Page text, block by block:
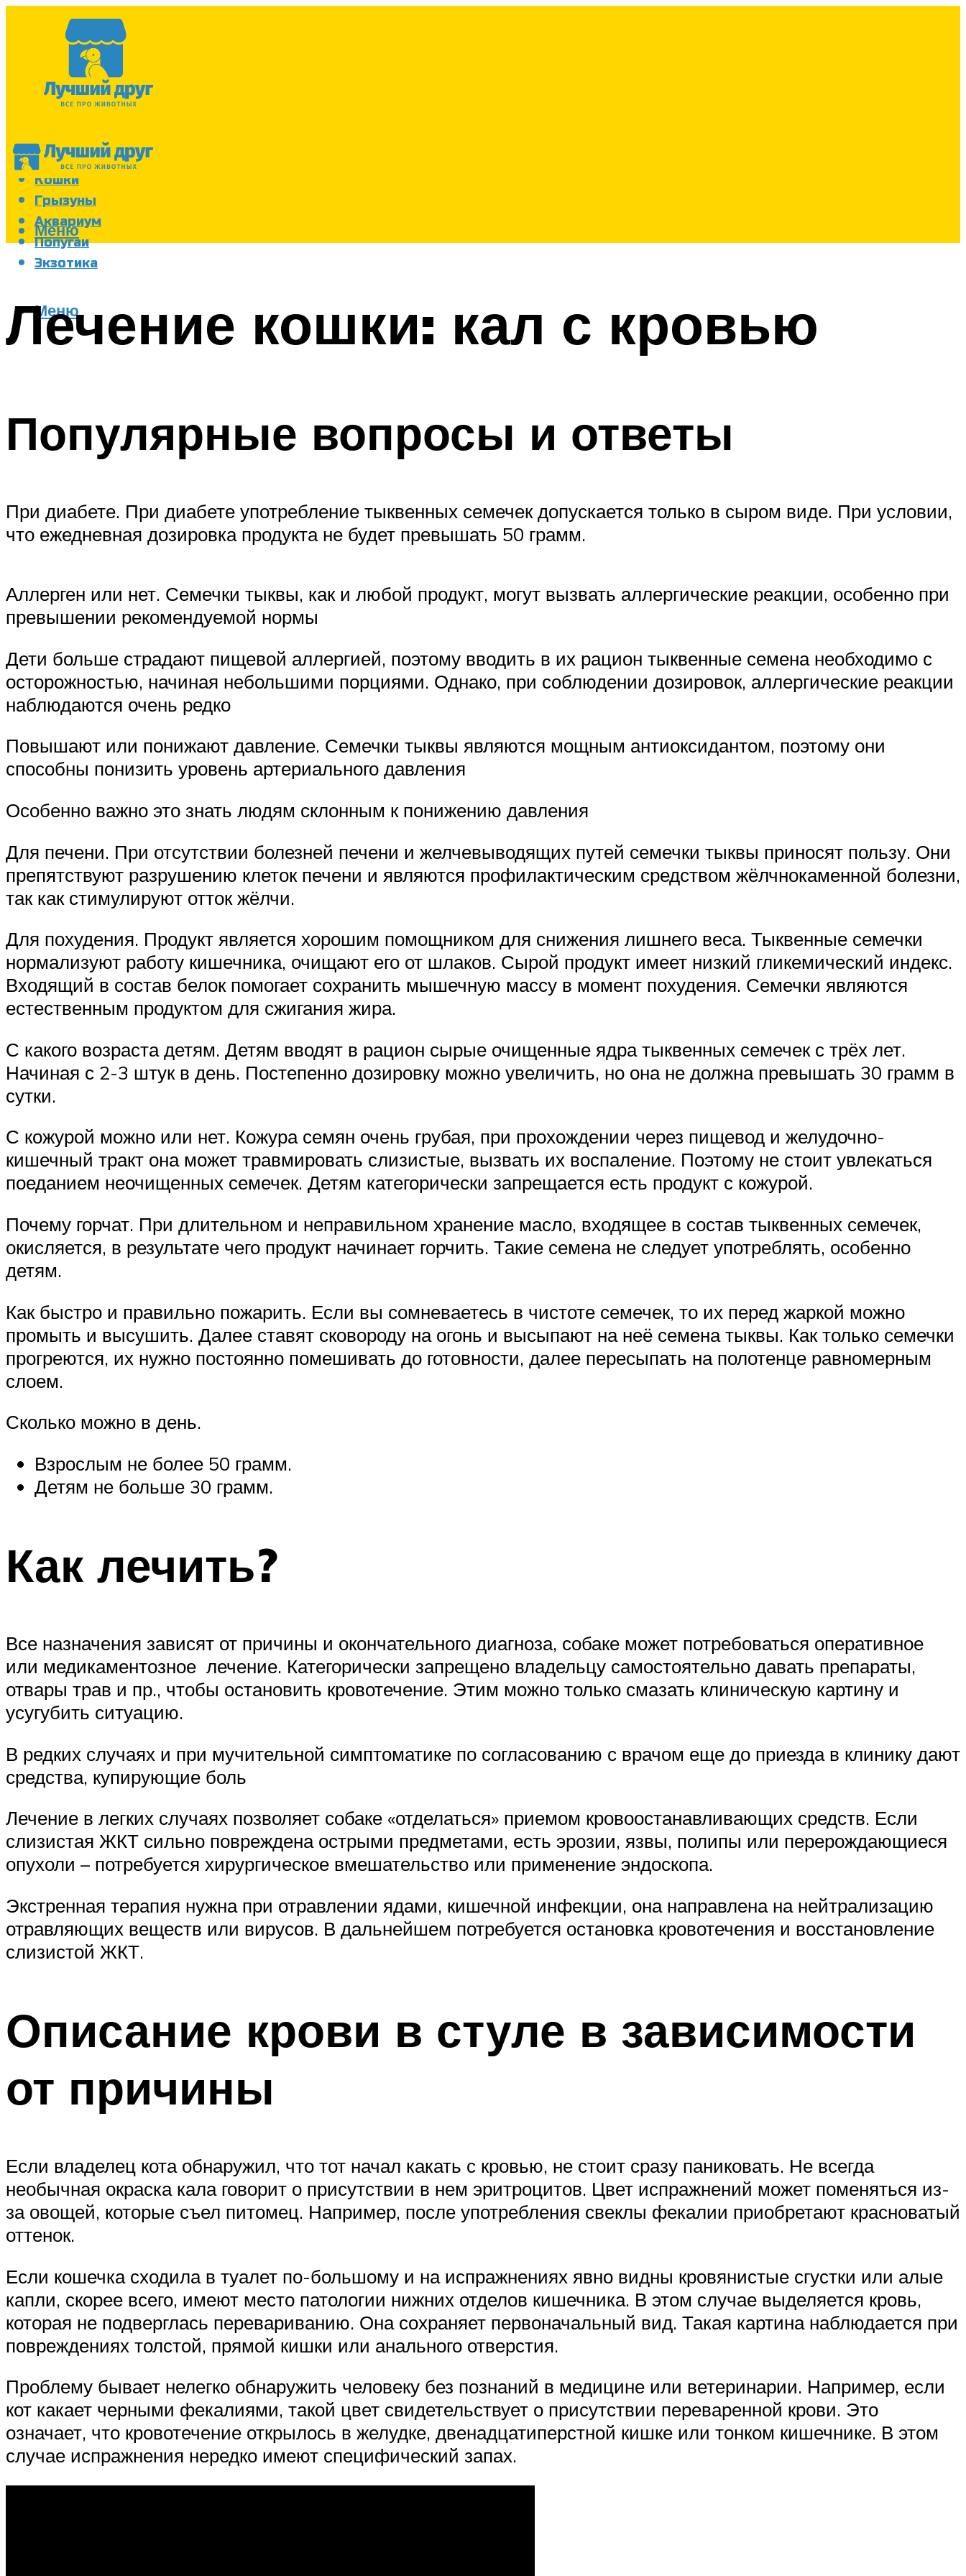
Собаки
Кошки
Грызуны
Аквариум
Попугаи
Экзотика
Меню
Меню
Лечение кошки: кал с кровью
Популярные вопросы и ответы
При диабете. При диабете употребление тыквенных семечек допускается только в сыром виде. При условии,
что ежедневная дозировка продукта не будет превышать 50 грамм.
Аллерген или нет. Семечки тыквы, как и любой продукт, могут вызвать аллергические реакции, особенно при
превышении рекомендуемой нормы
Дети больше страдают пищевой аллергией, поэтому вводить в их рацион тыквенные семена необходимо с
осторожностью, начиная небольшими порциями. Однако, при соблюдении дозировок, аллергические реакции
наблюдаются очень редко
Повышают или понижают давление. Семечки тыквы являются мощным антиоксидантом, поэтому они
способны понизить уровень артериального давления
Особенно важно это знать людям склонным к понижению давления
Для печени. При отсутствии болезней печени и желчевыводящих путей семечки тыквы приносят пользу. Они
препятствуют разрушению клеток печени и являются профилактическим средством жёлчнокаменной болезни,
так как стимулируют отток жёлчи.
Для похудения. Продукт является хорошим помощником для снижения лишнего веса. Тыквенные семечки
нормализуют работу кишечника, очищают его от шлаков. Сырой продукт имеет низкий гликемический индекс.
Входящий в состав белок помогает сохранить мышечную массу в момент похудения. Семечки являются
естественным продуктом для сжигания жира.
С какого возраста детям. Детям вводят в рацион сырые очищенные ядра тыквенных семечек с трёх лет.
Начиная с 2-3 штук в день. Постепенно дозировку можно увеличить, но она не должна превышать 30 грамм в
сутки.
С кожурой можно или нет. Кожура семян очень грубая, при прохождении через пищевод и желудочно-
кишечный тракт она может травмировать слизистые, вызвать их воспаление. Поэтому не стоит увлекаться
поеданием неочищенных семечек. Детям категорически запрещается есть продукт с кожурой.
Почему горчат. При длительном и неправильном хранение масло, входящее в состав тыквенных семечек,
окисляется, в результате чего продукт начинает горчить. Такие семена не следует употреблять, особенно
детям.
Как быстро и правильно пожарить. Если вы сомневаетесь в чистоте семечек, то их перед жаркой можно
промыть и высушить. Далее ставят сковороду на огонь и высыпают на неё семена тыквы. Как только семечки
прогреются, их нужно постоянно помешивать до готовности, далее пересыпать на полотенце равномерным
слоем.
Сколько можно в день.
Взрослым не более 50 грамм.
Детям не больше 30 грамм.
Как лечить?
Все назначения зависят от причины и окончательного диагноза, собаке может потребоваться оперативное
или медикаментозное лечение. Категорически запрещено владельцу самостоятельно давать препараты,
отвары трав и пр., чтобы остановить кровотечение. Этим можно только смазать клиническую картину и
усугубить ситуацию.
В редких случаях и при мучительной симптоматике по согласованию с врачом еще до приезда в клинику дают
средства, купирующие боль
Лечение в легких случаях позволяет собаке «отделаться» приемом кровоостанавливающих средств. Если
слизистая ЖКТ сильно повреждена острыми предметами, есть эрозии, язвы, полипы или перерождающиеся
опухоли – потребуется хирургическое вмешательство или применение эндоскопа.
Экстренная терапия нужна при отравлении ядами, кишечной инфекции, она направлена на нейтрализацию
отравляющих веществ или вирусов. В дальнейшем потребуется остановка кровотечения и восстановление
слизистой ЖКТ.
Описание крови в стуле в зависимости
от причины
Если владелец кота обнаружил, что тот начал какать с кровью, не стоит сразу паниковать. Не всегда
необычная окраска кала говорит о присутствии в нем эритроцитов. Цвет испражнений может поменяться из-
за овощей, которые съел питомец. Например, после употребления свеклы фекалии приобретают красноватый
оттенок.
Если кошечка сходила в туалет по-большому и на испражнениях явно видны кровянистые сгустки или алые
капли, скорее всего, имеют место патологии нижних отделов кишечника. В этом случае выделяется кровь,
которая не подверглась перевариванию. Она сохраняет первоначальный вид. Такая картина наблюдается при
повреждениях толстой, прямой кишки или анального отверстия.
Проблему бывает нелегко обнаружить человеку без познаний в медицине или ветеринарии. Например, если
кот какает черными фекалиями, такой цвет свидетельствует о присутствии переваренной крови. Это
означает, что кровотечение открылось в желудке, двенадцатиперстной кишке или тонком кишечнике. В этом
случае испражнения нередко имеют специфический запах.